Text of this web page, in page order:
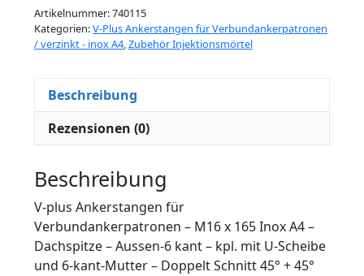
Verbundankerpatronen
-
à
1
Stk.
-
Dachspitze
Artikelnummer:740115
Kategorien:V-Plus Ankerstangen für Verbundankerpatronen
/ verzinkt - inox A4,Zubehör Injektionsmörtel
Beschreibung
Rezensionen (0)
Beschreibung
V-plus Ankerstangen für
Verbundankerpatronen – M16 x 165 Inox A4 –
Dachspitze – Aussen-6 kant – kpl. mit U-Scheibe
und 6-kant-Mutter – Doppelt Schnitt 45° + 45°